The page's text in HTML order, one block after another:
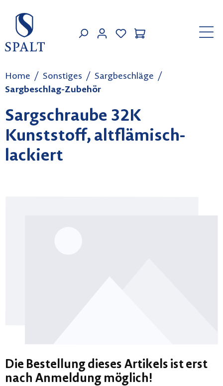
Zum Hauptinhalt springen
MEIN KONTO
Home Sonstiges
Sargbeschläge
Sargbeschlag-Zubehör
Sargschraube 32K
Kunststoff, altflämisch-
lackiert
Die Bestellung dieses Artikels ist erst
nach Anmeldung möglich!